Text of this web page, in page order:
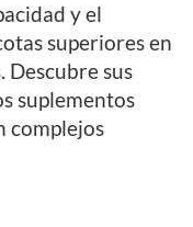
y el
superiores en
sus
suplementos
complejos